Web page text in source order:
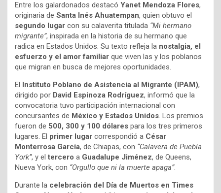
Entre los galardonados destacó Yanet Mendoza Flores,
originaria de Santa Inés Ahuatempan, quien obtuvo el
segundo lugar con su calaverita titulada “Mi hermano
migrante”, inspirada en la historia de su hermano que
radica en Estados Unidos. Su texto refleja la nostalgia, el
esfuerzo y el amor familiar que viven las y los poblanos
que migran en busca de mejores oportunidades.
El Instituto Poblano de Asistencia al Migrante (IPAM),
dirigido por David Espinoza Rodríguez, informó que la
convocatoria tuvo participación internacional con
concursantes de México y Estados Unidos. Los premios
fueron de 500, 300 y 100 dólares para los tres primeros
lugares. El primer lugar correspondió a César
Monterrosa García, de Chiapas, con “Calavera de Puebla
York”, y eltercero a Guadalupe Jiménez, de Queens,
Nueva York, con “Orgullo que ni la muerte apaga”.
Durante la celebración del Día de Muertos en Times